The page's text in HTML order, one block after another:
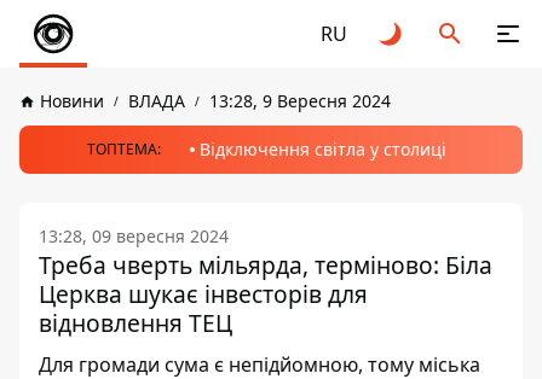
RU
Новини ВЛАДА 13:28, 9 Вересня 2024
ТОПТЕМА: Відключення світла у столиці
13:28, 09 вересня 2024
Треба чверть мільярда, терміново: Біла
Церква шукає інвесторів для
відновлення ТЕЦ
Для громади сума є непідйомною, тому міська